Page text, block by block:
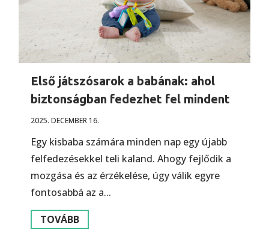
Első játszósarok a babának: ahol
biztonságban fedezhet fel mindent
2025. DECEMBER 16.
Egy kisbaba számára minden nap egy újabb
felfedezésekkel teli kaland. Ahogy fejlődik a
mozgása és az érzékelése, úgy válik egyre
fontosabbá az a...
TOVÁBB